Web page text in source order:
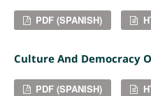
PDF (SPANISH)
Culture And Democracy
PDF (SPANISH)